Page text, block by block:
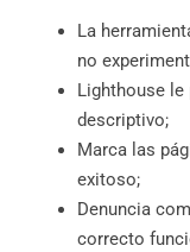
La
no
Lighthouse
descriptivo;
Marca las
exitoso;
Denuncia
correcto